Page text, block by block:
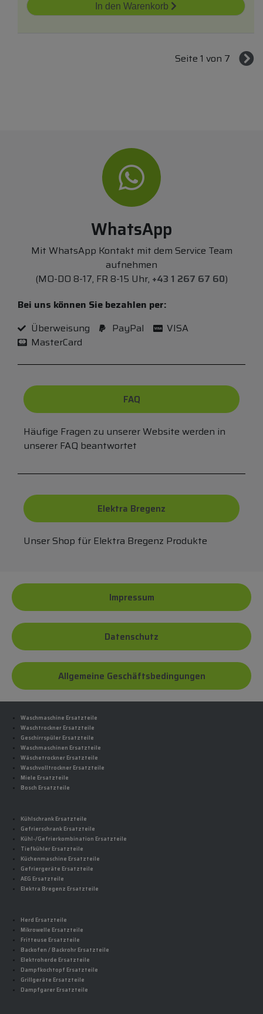
In den Warenkorb
Seite 1 von 7
WhatsApp
Mit WhatsApp Kontakt mit dem Service Team
aufnehmen
(MO-DO 8-17, FR 8-15 Uhr, +43 1 267 67 60)
Bei uns können Sie bezahlen per:
Überweisung
PayPal
VISA
MasterCard
FAQ
Häufige Fragen zu unserer Website werden in
unserer FAQ beantwortet
Elektra Bregenz
Unser Shop für Elektra Bregenz Produkte
Impressum
Datenschutz
Allgemeine Geschäftsbedingungen
Waschmaschine Ersatzteile
Waschtrockner Ersatzteile
Geschirrspüler Ersatzteile
Waschmaschinen Ersatzteile
Wäschetrockner Ersatzteile
Waschvolltrockner Ersatzteile
Miele Ersatzteile
Bosch Ersatzteile
Kühlschrank Ersatzteile
Gefrierschrank Ersatzteile
Kühl-/Gefrierkombination Ersatzteile
Tiefkühler Ersatzteile
Küchenmaschine Ersatzteile
Gefriergeräte Ersatzteile
AEG Ersatzteile
Elektra Bregenz Ersatzteile
Herd Ersatzteile
Mikrowelle Ersatzteile
Fritteuse Ersatzteile
Backofen / Backrohr Ersatzteile
Elektroherde Ersatzteile
Dampfkochtopf Ersatzteile
Grillgeräte Ersatzteile
Dampfgarer Ersatzteile